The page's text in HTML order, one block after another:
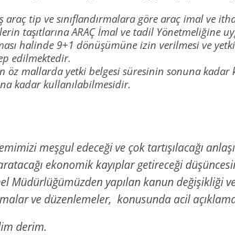
araç tip ve sınıflandırmalara göre araç imal ve
taşıtlarına ARAÇ İmal ve tadil Yönetmeliğine
halinde 9+1 dönüşümüne izin verilmesi ve
edilmektedir.
öz mallarda yetki belgesi süresinin sonuna kadar
kadar kullanılabilmesidir.
meşgul edeceği ve çok tartışılacağı
ekonomik kayıplar getireceği
Müdürlüğümüzden yapılan kanun değişikliği
ve düzenlemeler, konusunda acil
derim.